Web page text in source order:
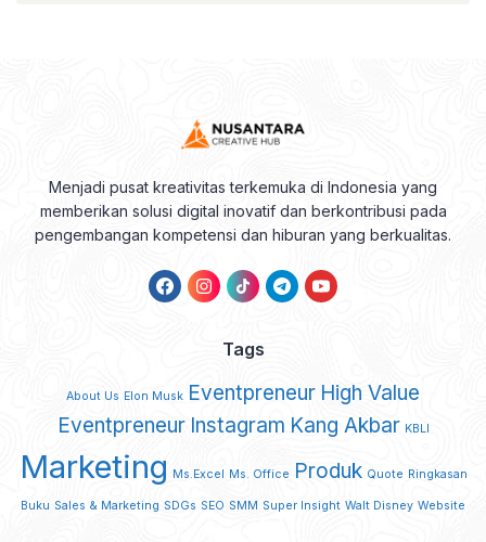
Menjadi pusat kreativitas terkemuka di Indonesia yang
memberikan solusi digital inovatif dan berkontribusi pada
pengembangan kompetensi dan hiburan yang berkualitas.
Tags
About Us Elon Musk Eventpreneur High Value
Eventpreneur Instagram Kang Akbar KBLI
Marketing Ms.Excel Ms. Office Produk Quote Ringkasan
Buku Sales & Marketing SDGs SEO SMM Super Insight Walt Disney Website